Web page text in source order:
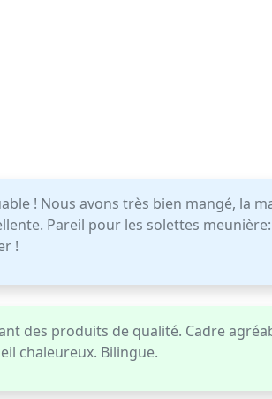
! Nous avons très bien mangé, la
Pareil pour les solettes
!
des produits de qualité. Cadre
chaleureux. Bilingue.